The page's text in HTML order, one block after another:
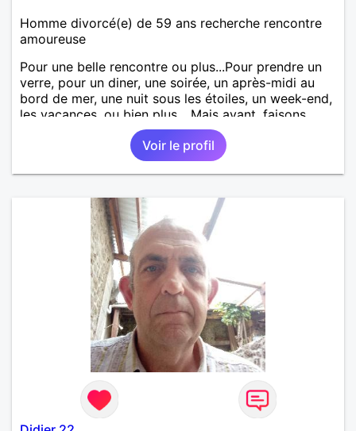
Homme divorcé(e) de 59 ans recherche rencontre
amoureuse
Pour une belle rencontre ou plus...Pour prendre un
verre, pour un diner, une soirée, un après-midi au
bord de mer, une nuit sous les étoiles, un week-end,
les vacances, ou bien plus... Mais avant, faisons
Voir le profil